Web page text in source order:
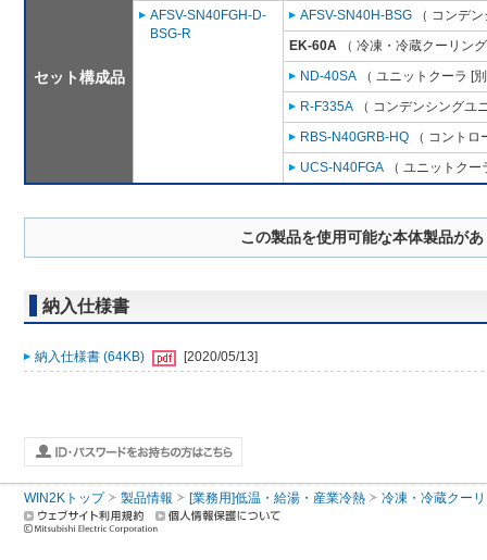
セット構成品
AFSV-SN40FGH-D-
BSG-R
AFSV-SN40H-BSG （ コンデ
EK-60A （ 冷凍・冷蔵クーリン
ND-40SA （ ユニットクーラ [
R-F335A （ コンデンシングユ
RBS-N40GRB-HQ （ コント
UCS-N40FGA （ ユニットク
この製品を使用可能な本体製品が
納入仕様書
納入仕様書 (64KB) [2020/05/13]
WIN2Kトップ 製品情報 [業務用]低温・給湯・産業冷熱 冷凍・冷蔵クー